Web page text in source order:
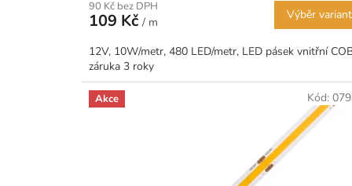
90 Kč bez DPH
109 Kč / m
Výběr
12V, 10W/metr, 480 LED/metr, LED pásek vnitřní
záruka 3 roky
Akce Kód: